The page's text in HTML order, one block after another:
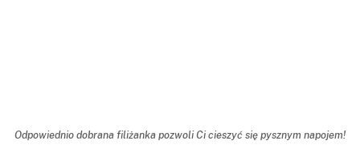
Odpowiednio dobrana filiżanka pozwoli Ci cieszyć się pysznym napojem!